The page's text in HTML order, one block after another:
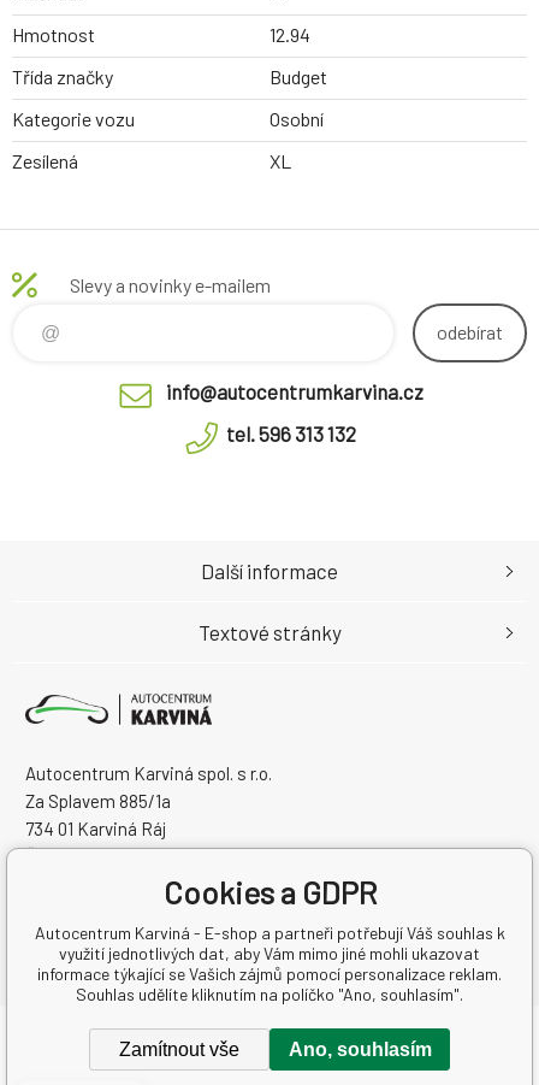
Hmotnost
12.94
Třída značky
Budget
Kategorie vozu
Osobní
Zesílená
XL
Slevy a novinky e-mailem
odebírat
info@autocentrumkarvina.cz
tel. 596 313 132
Autocentrum Karviná spol. s r.o.
Za Splavem 885/1a
734 01 Karviná Ráj
Česká Republika
Další informace
Textové stránky
Copyright © 2026 Autocentrum Karviná spol. s r.o.
Všechna práva vyhrazena.
Cookies a GDPR
Autocentrum Karviná - E-shop a partneři potřebují Váš souhlas k
využití jednotlivých dat, aby Vám mimo jiné mohli ukazovat
informace týkající se Vašich zájmů pomocí personalizace reklam.
Souhlas udělíte kliknutím na políčko "Ano, souhlasím".
Zamítnout vše Ano, souhlasím